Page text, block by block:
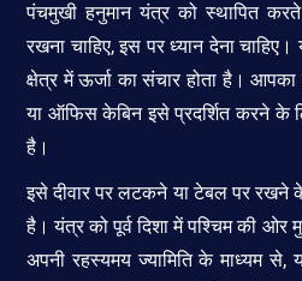
पंचमुखी हनुमान यंत्र को स्थापित
रखना चाहिए, इस पर ध्यान देना
क्षेत्र में ऊर्जा का संचार होता है।
या ऑफिस केबिन इसे प्रदर्शित करने के
है।
इसे दीवार पर लटकने या टेबल पर रखने
है। यंत्र को पूर्व दिशा में पश्चिम की
अपनी रहस्यमय ज्यामिति के माध्यम से,